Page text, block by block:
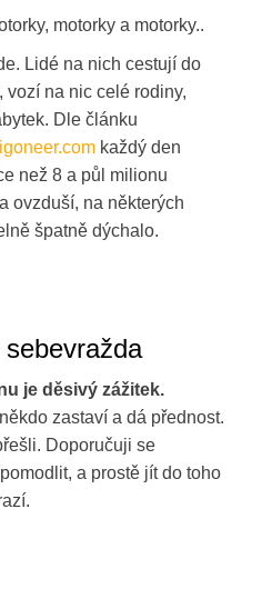
motorky a motorky..
Lidé na nich cestují do
vozí na nic celé rodiny,
Dle článku
každý den
než 8 a půl milionu
ovzduší, na některých
špatně dýchalo.
je děsivý zážitek.
zastaví a dá přednost.
Doporučuji se
a prostě jít do toho